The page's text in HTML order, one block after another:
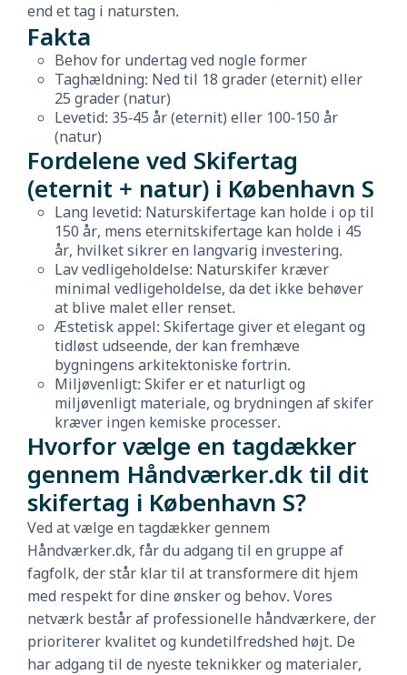
end et tag i natursten.
Fakta
Behov for undertag ved nogle former
Taghældning: Ned til 18 grader (eternit) eller
25 grader (natur)
Levetid: 35-45 år (eternit) eller 100-150 år
(natur)
Fordelene ved Skifertag
(eternit + natur) i København S
Lang levetid: Naturskifertage kan holde i op til
150 år, mens eternitskifertage kan holde i 45
år, hvilket sikrer en langvarig investering.
Lav vedligeholdelse: Naturskifer kræver
minimal vedligeholdelse, da det ikke behøver
at blive malet eller renset.
Æstetisk appel: Skifertage giver et elegant og
tidløst udseende, der kan fremhæve
bygningens arkitektoniske fortrin.
Miljøvenligt: Skifer er et naturligt og
miljøvenligt materiale, og brydningen af skifer
kræver ingen kemiske processer.
Hvorfor vælge en tagdækker
gennem Håndværker.dk til dit
skifertag i København S?
Ved at vælge en tagdækker gennem
Håndværker.dk, får du adgang til en gruppe af
fagfolk, der står klar til at transformere dit hjem
med respekt for dine ønsker og behov. Vores
netværk består af professionelle håndværkere, der
prioriterer kvalitet og kundetilfredshed højt. De
har adgang til de nyeste teknikker og materialer,